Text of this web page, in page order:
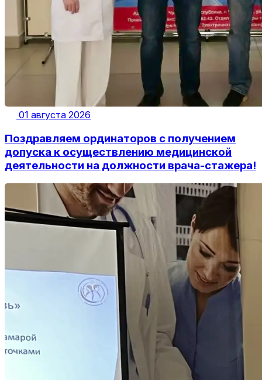
01 августа 2026
Поздравляем ординаторов с получением
допуска к осуществлению медицинской
деятельности на должности врача-стажера!